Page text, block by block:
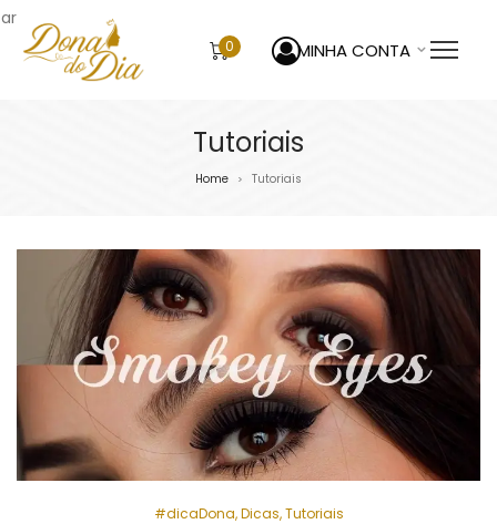
0 MINHA CONTA
Tutoriais
Home > Tutoriais
Posted
#dicaDona Dicas Tutoriais